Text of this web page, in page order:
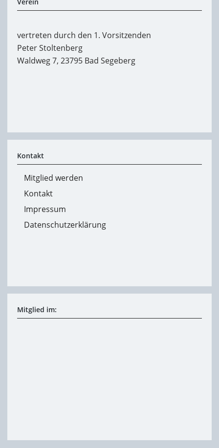
vertreten durch den 1. Vorsitzenden
Peter Stoltenberg
Waldweg 7, 23795 Bad Segeberg
Kontakt
Mitglied werden
Kontakt
Impressum
Datenschutzerklärung
Mitglied im: